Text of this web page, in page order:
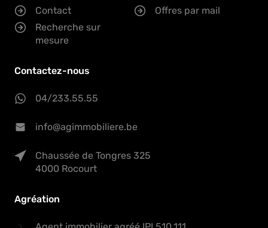
Contact
Offres par mail
Recherche sur
mesure
Contactez-nous
04/233.55.55
info@agimmobiliere.be
Chaussée de Tongres 325
4000 Rocourt
Agréation